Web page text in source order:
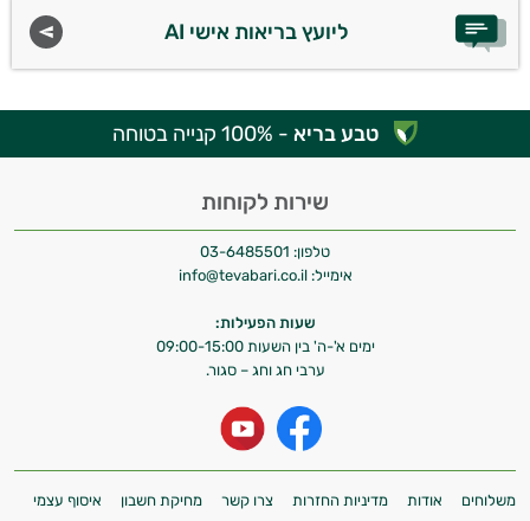
ליועץ בריאות אישי AI
טבע בריא - 100% קנייה בטוחה
שירות לקוחות
טלפון: 03-6485501
אימייל: info@tevabari.co.il
שעות הפעילות:
ימים א'-ה' בין השעות 09:00-15:00
ערבי חג וחג – סגור.
משלוחים אודות מדיניות החזרות צרו קשר מחיקת חשבון איסוף עצמי